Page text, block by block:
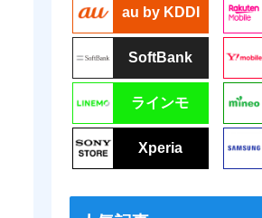
au by KDDI
SoftBank
ラインモ
Xperia